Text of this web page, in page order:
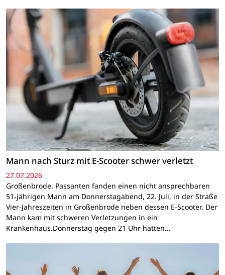
Mann nach Sturz mit E-Scooter schwer verletzt
27.07.2026
Großenbrode. Passanten fanden einen nicht ansprechbaren
51-jährigen Mann am Donnerstagabend, 22. Juli, in der Straße
Vier-Jahreszeiten in Großenbrode neben dessen E-Scooter. Der
Mann kam mit schweren Verletzungen in ein
Krankenhaus.Donnerstag gegen 21 Uhr hätten…